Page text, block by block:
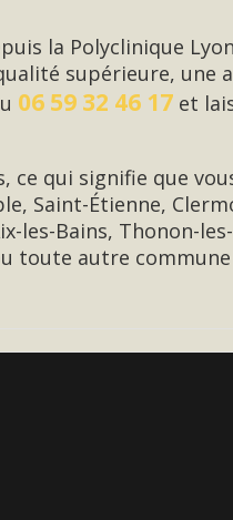
la Polyclinique
supérieure, une
06 59 32 46 17 et
ce qui signifie que
Saint-Étienne,
les-Bains, Thonon-
toute autre